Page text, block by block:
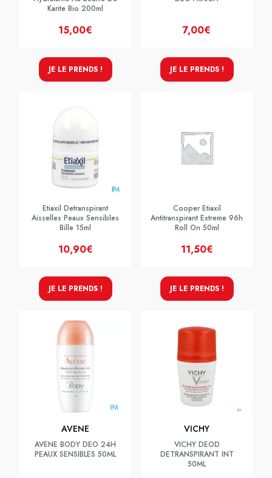
Karite Bio 200ml
15,00€
JE LE PRENDS !
7,00€
JE LE PRENDS !
Etiaxil Detranspirant
Aisselles Peaux Sensibles
Bille 15ml
10,90€
JE LE PRENDS !
Cooper Etiaxil
Antitranspirant Extreme 96h
Roll On 50ml
11,50€
JE LE PRENDS !
AVENE
AVENE BODY DEO 24H
PEAUX SENSIBLES 50ML
VICHY
VICHY DEOD
DETRANSPIRANT INT
50ML